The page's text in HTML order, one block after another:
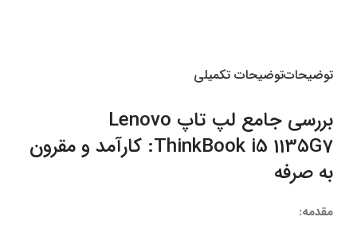
توضیحاتتوضیحات تکمیلی
بررسی جامع لپ تاپ Lenovo
ThinkBook i5 1135G7: کارآمد و مقرون
به صرفه
مقدمه: